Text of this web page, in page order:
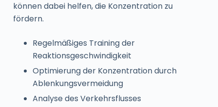
können dabei helfen, die Konzentration zu
fördern.
Regelmäßiges Training der
Reaktionsgeschwindigkeit
Optimierung der Konzentration durch
Ablenkungsvermeidung
Analyse des Verkehrsflusses